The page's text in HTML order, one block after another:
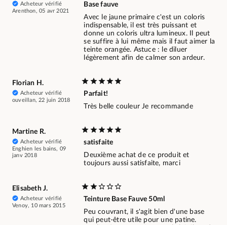
Acheteur vérifié
Arenthon, 05 avr 2021
Base fauve
Avec le jaune primaire c'est un coloris
indispensable, il est très puissant et
donne un coloris ultra lumineux. Il peut
se suffire à lui même mais il faut aimer la
teinte orangée. Astuce : le diluer
légèrement afin de calmer son ardeur.
Florian H.
Acheteur vérifié
ouveillan, 22 juin 2018
Parfait!
Très belle couleur Je recommande
Martine R.
Acheteur vérifié
Enghien les bains, 09
janv 2018
satisfaite
Deuxième achat de ce produit et
toujours aussi satisfaite, marci
Elisabeth J.
Acheteur vérifié
Venoy, 10 mars 2015
Teinture Base Fauve 50ml
Peu couvrant, il s'agit bien d'une base
qui peut-être utile pour une patine.